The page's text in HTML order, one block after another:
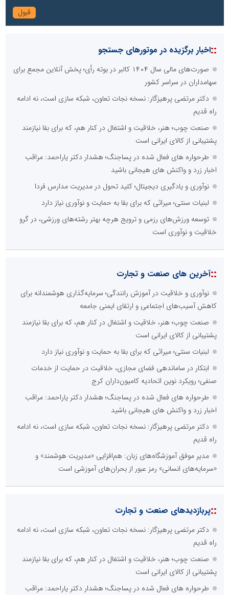
::اخبار برگزیده در موتورهای جستجو
صورت‌های مالی سال ۱۴۰۴ کالبر در بوته رأی؛ پخش آنلاین مجمع برای
سهامداران در سراسر کشور
دکتر مرتضی پرهیزگار: نسخه نجات تعاون، شبکه سازی است، نه ادامه
راه قدیم
صنعت چوب؛ هنر، خلاقیت و اشتغال در کنار هم، که برای بقا نیازمند
پشتیبانی از کالای ایرانی است
طرحواره های فعال شده در پساجنگ؛ هشدار دکتر یاراحمد: مراقب
اخبار زرد و واکنش های هیجانی باشید
نوآوری و یادگیری دیجیتال؛ کلید تحول در مدیریت مدارس فردا
لبنیات سنتی؛ میراثی که برای بقا به حمایت و نوآوری نیاز دارد
توسعه ورزش‌های رزمی و ترویج هرچه بهتر رشته‌های ورزشی، در گرو
خلاقیت و نوآوری است
::آخرین های صنعت و تجارت
نوآوری و خلاقیت در آموزش رانندگی؛ سرمایه‌گذاری هوشمندانه برای
کاهش آسیب‌های اجتماعی و ارتقای ایمنی جامعه
صنعت چوب؛ هنر، خلاقیت و اشتغال در کنار هم، که برای بقا نیازمند
پشتیبانی از کالای ایرانی است
لبنیات سنتی؛ میراثی که برای بقا به حمایت و نوآوری نیاز دارد
ابتکار در ساماندهی فضای مجازی، خلاقیت در حمایت از خدمات
صنفی؛ رویکرد نوین اتحادیه کامیون‌داران کرج
طرحواره های فعال شده در پساجنگ؛ هشدار دکتر یاراحمد: مراقب
اخبار زرد و واکنش های هیجانی باشید
دکتر مرتضی پرهیزگار: نسخه نجات تعاون، شبکه سازی است، نه ادامه
راه قدیم
مدیر موفق آموزشگاه‌های زبان: هم‌افزایی «مدیریت هوشمند» و
«سرمایه‌های انسانی» رمز عبور از بحران‌های آموزشی است
::پربازدیدهای صنعت و تجارت
دکتر مرتضی پرهیزگار: نسخه نجات تعاون، شبکه سازی است، نه ادامه
راه قدیم
صنعت چوب؛ هنر، خلاقیت و اشتغال در کنار هم، که برای بقا نیازمند
پشتیبانی از کالای ایرانی است
طرحواره های فعال شده در پساجنگ؛ هشدار دکتر یاراحمد: مراقب